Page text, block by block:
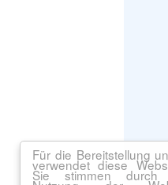
Für die Bereitstellung
verwendet diese
Sie stimmen durch